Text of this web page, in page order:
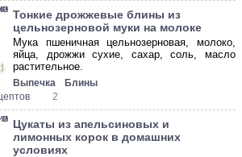
Тонкие дрожжевые блины из
цельнозерновой муки на молоке
Мука пшеничная цельнозерновая, молоко,
яйца, дрожжи сухие, сахар, соль, масло
растительное.
Выпечка
Блины
2
Цукаты из апельсиновых и
лимонных корок в домашних
условиях